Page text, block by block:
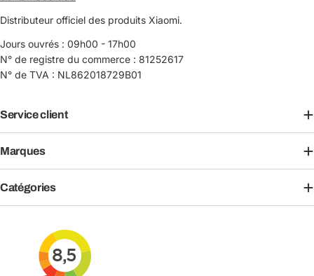
Distributeur officiel des produits Xiaomi.
Jours ouvrés : 09h00 - 17h00
N° de registre du commerce : 81252617
N° de TVA : NL862018729B01
Service client
Marques
Catégories